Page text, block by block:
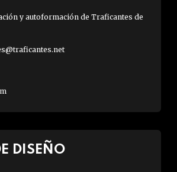
y autoformación de Traficantes de
DISEÑO